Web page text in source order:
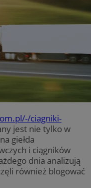
ciagniki-
jest nie tylko w
giełda
i ciągników
dnia analizują
również blogować